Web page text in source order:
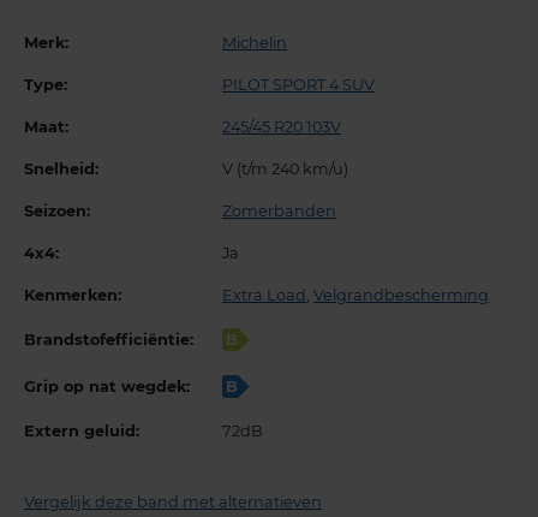
Merk: Michelin
Type: PILOT SPORT 4 SUV
Maat: 245/45 R20 103V
Snelheid: V (t/m 240 km/u)
Seizoen: Zomerbanden
4x4: Ja
Kenmerken: Extra Load , Velgrandbescherming
Brandstofefficiëntie: B
Grip op nat wegdek: B
Extern geluid: 72dB
Vergelijk deze band met alternatieven